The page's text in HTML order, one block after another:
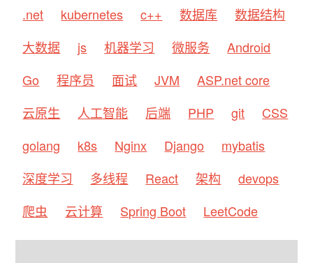
.net
kubernetes c++ 数据库
数据结构
大数据
js 机器学习 微服务
Android
Go
程序员 面试 JVM
ASP.net core
云原生
人工智能 后端 PHP git
CSS
golang
k8s Nginx Django
mybatis
深度学习
多线程 React 架构
devops
爬虫
云计算 Spring Boot LeetCode